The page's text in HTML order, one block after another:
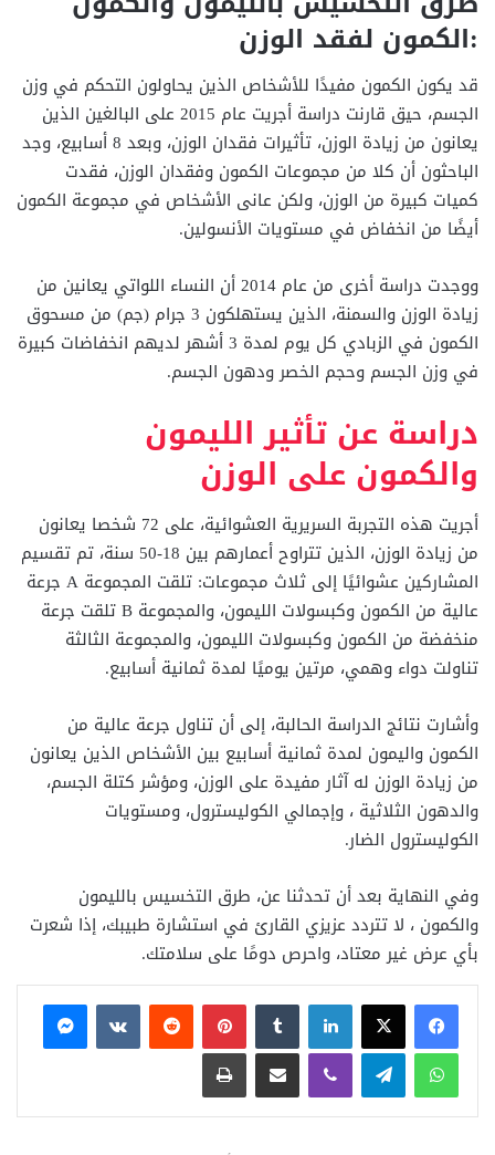
:الكمون لفقد الوزن
قد يكون الكمون مفيدًا للأشخاص الذين يحاولون التحكم في وزن
الجسم، حيق قارنت دراسة أجريت عام 2015 على البالغين الذين
يعانون من زيادة الوزن، تأثيرات فقدان الوزن، وبعد 8 أسابيع، وجد
الباحثون أن كلا من مجموعات الكمون وفقدان الوزن، فقدت
كميات كبيرة من الوزن، ولكن عانى الأشخاص في مجموعة الكمون
أيضًا من انخفاض في مستويات الأنسولين.
ووجدت دراسة أخرى من عام 2014 أن النساء اللواتي يعانين من
زيادة الوزن والسمنة، الذين يستهلكون 3 جرام (جم) من مسحوق
الكمون في الزبادي كل يوم لمدة 3 أشهر لديهم انخفاضات كبيرة
في وزن الجسم وحجم الخصر ودهون الجسم.
دراسة عن تأثير الليمون
والكمون على الوزن
أجريت هذه التجربة السريرية العشوائية، على 72 شخصا يعانون
من زيادة الوزن، الذين تتراوح أعمارهم بين 18-50 سنة، تم تقسيم
المشاركين عشوائيًا إلى ثلاث مجموعات: تلقت المجموعة A جرعة
عالية من الكمون وكبسولات الليمون، والمجموعة B تلقت جرعة
منخفضة من الكمون وكبسولات الليمون، والمجموعة الثالثة
تناولت دواء وهمي، مرتين يوميًا لمدة ثمانية أسابيع.
وأشارت نتائج الدراسة الحالبة، إلى أن تناول جرعة عالية من
الكمون واليمون لمدة ثمانية أسابيع بين الأشخاص الذين يعانون
من زيادة الوزن له آثار مفيدة على الوزن، ومؤشر كتلة الجسم،
والدهون الثلاثية ، وإجمالي الكوليسترول، ومستويات
الكوليسترول الضار.
وفي النهاية بعد أن تحدثنا عن، طرق التخسيس بالليمون
والكمون ، لا تتردد عزيزي القارئ في استشارة طبيبك، إذا شعرت
بأي عرض غير معتاد، واحرص دومًا على سلامتك.
فيسبوكX لينكدإن بينتيريست
ماسنجر
واتساب تيلقرام ڤايبر مشاركة عبر البريد طباعة